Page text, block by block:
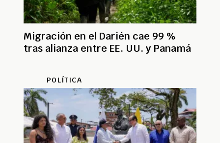
Migración en el Darién cae 99 %
tras alianza entre EE. UU. y Panamá
POLÍTICA